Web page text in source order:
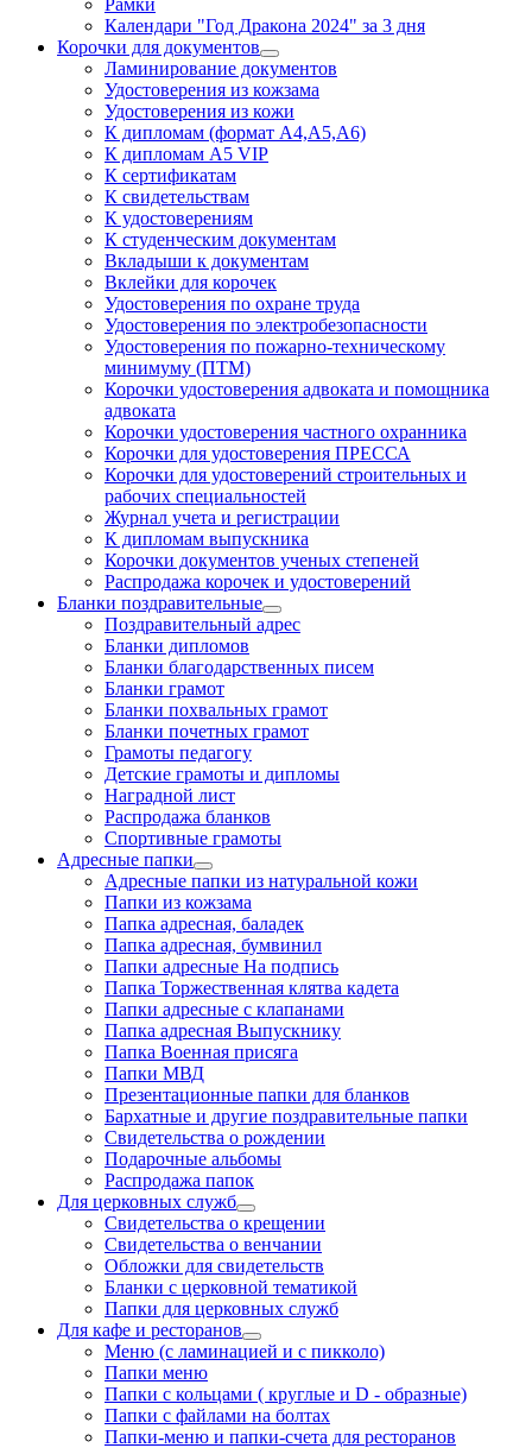
Календари "Год Дракона 2024" за 3 дня
Корочки для документов
Ламинирование документов
Удостоверения из кожзама
Удостоверения из кожи
К дипломам (формат А4,А5,А6)
К дипломам А5 VIP
К сертификатам
К свидетельствам
К удостоверениям
К студенческим документам
Вкладыши к документам
Вклейки для корочек
Удостоверения по охране труда
Удостоверения по электробезопасности
Удостоверения по пожарно-техническому
минимуму (ПТМ)
Корочки удостоверения адвоката и помощника
адвоката
Корочки удостоверения частного охранника
Корочки для удостоверения ПРЕССА
Корочки для удостоверений строительных и
рабочих специальностей
Журнал учета и регистрации
К дипломам выпускника
Корочки документов ученых степеней
Распродажа корочек и удостоверений
Бланки поздравительные
Поздравительный адрес
Бланки дипломов
Бланки благодарственных писем
Бланки грамот
Бланки похвальных грамот
Бланки почетных грамот
Грамоты педагогу
Детские грамоты и дипломы
Наградной лист
Распродажа бланков
Спортивные грамоты
Адресные папки
Адресные папки из натуральной кожи
Папки из кожзама
Папка адресная, баладек
Папка адресная, бумвинил
Папки адресные На подпись
Папка Торжественная клятва кадета
Папки адресные с клапанами
Папка адресная Выпускнику
Папка Военная присяга
Папки МВД
Презентационные папки для бланков
Бархатные и другие поздравительные папки
Свидетельства о рождении
Подарочные альбомы
Распродажа папок
Для церковных служб
Свидетельства о крещении
Свидетельства о венчании
Обложки для свидетельств
Бланки с церковной тематикой
Папки для церковных служб
Для кафе и ресторанов
Меню (с ламинацией и с пикколо)
Папки меню
Папки с кольцами ( круглые и D - образные)
Папки с файлами на болтах
Папки-меню и папки-счета для ресторанов